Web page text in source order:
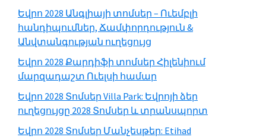
կողային
գոտի
Եվրո 2028 Անգլիայի տոմսեր – Ուեմբլի
հանդիպումներ, Ճամփորդություն &
Անվտանգության ուղեցույց
Եվրո 2028 Քարդիֆի տոմսեր Հիլենիում
մարզադաշտ Ուելսի համար
Եվրո 2028 Տոմսեր Villa Park: Եվրոյի ձեր
ուղեցույցը 2028 Տոմսեր և տրանսպորտ
Եվրո 2028 Տոմսեր Մանչեսթեր: Etihad